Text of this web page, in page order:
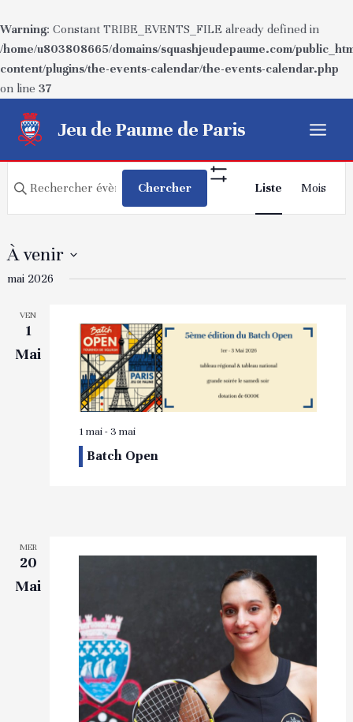
Warning: Constant TRIBE_EVENTS_FILE already defined in
/home/u803808665/domains/squashjeudepaume.com/
content/plugins/the-events-calendar/the-events-calendar.php
on line 37
contenu
Jeu de Paume de Paris
Menu
et
de
vues
Saisir
Évènements
par
clé.
Chercher
de
vues
Liste Mois
À venir
Sélectionnez
date.
mai 2026
VEN
1
Mai
1 mai-3 mai
Batch Open
MER
20
Mai